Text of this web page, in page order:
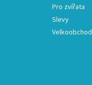
Pro zvířata
Slevy
Velkoobchod